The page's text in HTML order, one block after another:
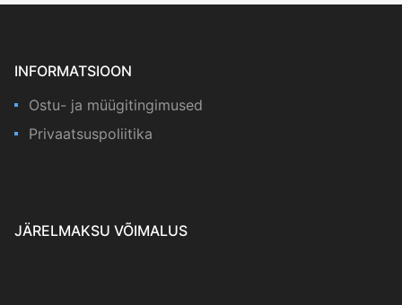
INFORMATSIOON
Ostu- ja müügitingimused
Privaatsuspoliitika
JÄRELMAKSU VÕIMALUS